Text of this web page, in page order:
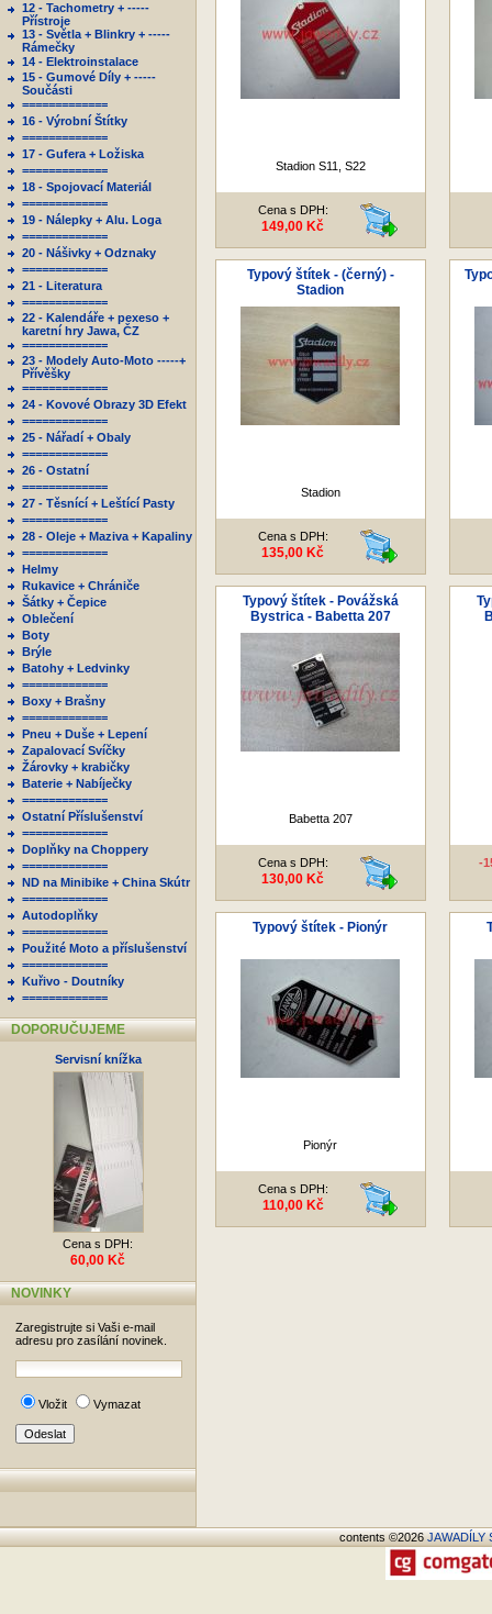
12 - Tachometry + -----
Přístroje
13 - Světla + Blinkry + -----
Rámečky
14 - Elektroinstalace
15 - Gumové Díly + -----
Součásti
=============
16 - Výrobní Štítky
=============
17 - Gufera + Ložiska
=============
18 - Spojovací Materiál
=============
19 - Nálepky + Alu. Loga
=============
20 - Nášivky + Odznaky
=============
21 - Literatura
=============
22 - Kalendáře + pexeso +
karetní hry Jawa, ČZ
=============
23 - Modely Auto-Moto -----+
Přívěšky
=============
24 - Kovové Obrazy 3D Efekt
=============
25 - Nářadí + Obaly
=============
26 - Ostatní
=============
27 - Těsnící + Leštící Pasty
=============
28 - Oleje + Maziva + Kapaliny
=============
Helmy
Rukavice + Chrániče
Šátky + Čepice
Oblečení
Boty
Brýle
Batohy + Ledvinky
=============
Boxy + Brašny
=============
Pneu + Duše + Lepení
Zapalovací Svíčky
Žárovky + krabičky
Baterie + Nabíječky
=============
Ostatní Příslušenství
=============
Doplňky na Choppery
=============
ND na Minibike + China Skútr
=============
Autodoplňky
=============
Použité Moto a příslušenství
=============
Kuřivo - Doutníky
=============
DOPORUČUJEME
Servisní knížka
Cena s DPH:
60,00 Kč
NOVINKY
Zaregistrujte si Vaši e-mail
adresu pro zasílání novinek.
Vložit Vymazat
Stadion S11, S22
Cena s DPH:
149,00 Kč
Typový štítek - (černý) -
Stadion
Stadion
Cena s DPH:
135,00 Kč
Typový štítek - Povážská
Bystrica - Babetta 207
Babetta 207
Cena s DPH:
130,00 Kč
-
Typový štítek - Pionýr
Pionýr
Cena s DPH:
110,00 Kč
contents ©2026JAWADÍLY